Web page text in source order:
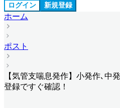
ログイン 新規登録
ホーム
ポスト
【気管支喘息発作】小発作､中
登録ですぐ確認！